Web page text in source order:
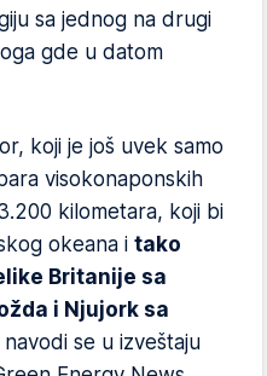
sa jednog na drugi
gde u datom
koji je još uvek samo
visokonaponskih
kilometara, koji bi
okeana i tako
Britanije sa
i Njujork sa
navodi se u izveštaju